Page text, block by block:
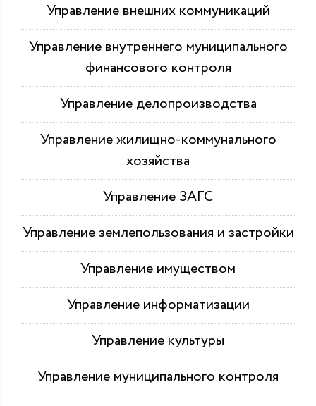
Управление внешних коммуникаций
Управление внутреннего муниципального
финансового контроля
Управление делопроизводства
Управление жилищно-коммунального
хозяйства
Управление ЗАГС
Управление землепользования и застройки
Управление имуществом
Управление информатизации
Управление культуры
Управление муниципального контроля